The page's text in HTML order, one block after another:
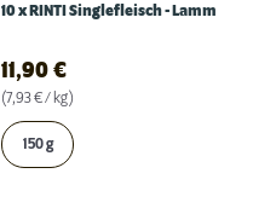
10 x RINTI Singlefleisch - Lamm
11,90 €
(7,93 € / kg)
150 g